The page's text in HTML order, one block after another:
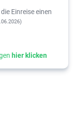
Einreise einen
hier klicken